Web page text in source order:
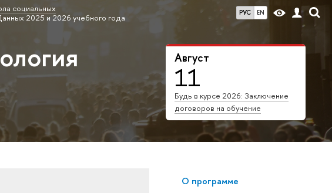
РУС EN
социальных
2025 и 2026 учебного года
Август
11
Будь в курсе 2026: Заключение
договоров на обучение
О программе